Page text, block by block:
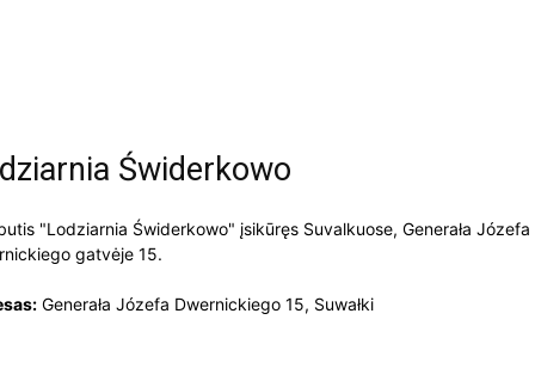
Świderkowo
"Lodziarnia Świderkowo" įsikūręs Suvalkuose, Generała Józefa
gatvėje 15.
Generała Józefa Dwernickiego 15, Suwałki